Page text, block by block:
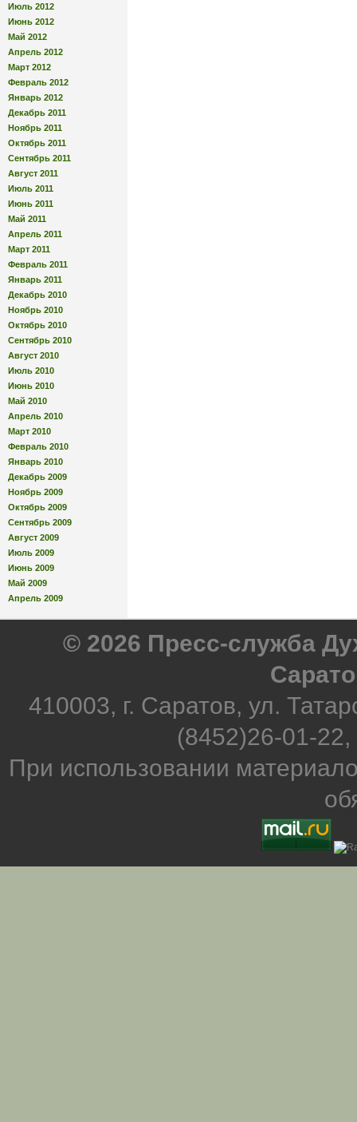
Июль 2012
Июнь 2012
Май 2012
Апрель 2012
Март 2012
Февраль 2012
Январь 2012
Декабрь 2011
Ноябрь 2011
Октябрь 2011
Сентябрь 2011
Август 2011
Июль 2011
Июнь 2011
Май 2011
Апрель 2011
Март 2011
Февраль 2011
Январь 2011
Декабрь 2010
Ноябрь 2010
Октябрь 2010
Сентябрь 2010
Август 2010
Июль 2010
Июнь 2010
Май 2010
Апрель 2010
Март 2010
Февраль 2010
Январь 2010
Декабрь 2009
Ноябрь 2009
Октябрь 2009
Сентябрь 2009
Август 2009
Июль 2009
Июнь 2009
Май 2009
Апрель 2009
© 2026 Пресс-служба
410003, г. Саратов, ул.
(8452)26-01-
При использовании